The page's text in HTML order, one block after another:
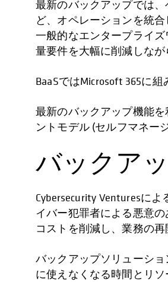
最新のバックアップでは
ど、オペレーションを統
一般的なエンタープライ
量要件を大幅に削減しな
BaaSではMicrosoft 365に
最新のバックアップ機能
ントモデル (セルフマネー
バックア
Cybersecurity Venturesに
イバー犯罪者による悪意
コストを削減し、業務の
バックアップソリューシ
に使えなくなる時間とリソ